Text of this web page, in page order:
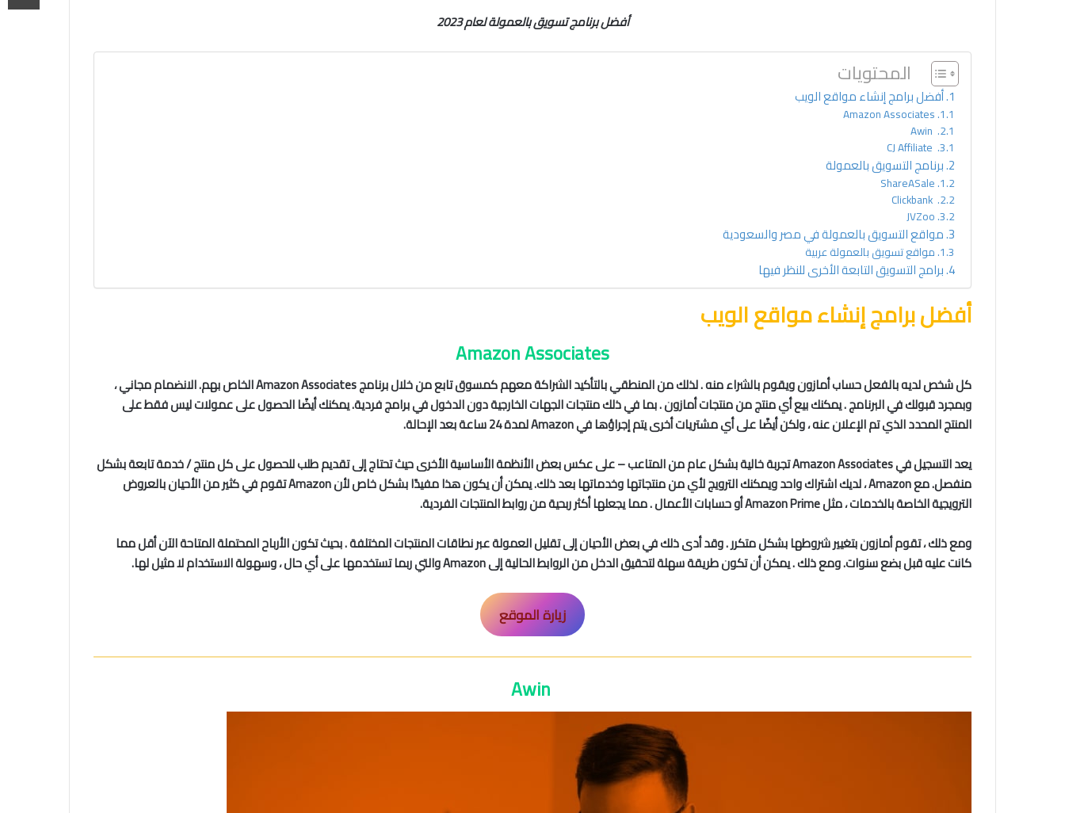
أفضل برنامج تسويق بالعمولة لعام 2023
المحتويات
أفضل برامج إنشاء مواقع الويب
Amazon Associates
برنامج التسويق بالعمولة
ShareASale
Clickbank
JVZoo
مواقع التسويق بالعمولة في مصر والسعودية
مواقع تسويق بالعمولة عربية
برامج التسويق التابعة الأخرى للنظر فيها
أفضل برامج إنشاء مواقع الويب
Amazon Associates
كل شخص لديه بالفعل حساب أمازون ويقوم بالشراء منه . لذلك من المنطقي بالتأكيد الشراكة معهم كمسوق تابع من خلال برنامج Amazon Associates الخاص بهم. الانضمام مجاني ،
وبمجرد قبولك في البرنامج . يمكنك بيع أي منتج من منتجات أمازون . بما في ذلك منتجات الجهات الخارجية دون الدخول في برامج فردية. يمكنك أيضًا الحصول على عمولات ليس فقط على
المنتج المحدد الذي تم الإعلان عنه ، ولكن أيضًا على أي مشتريات أخرى يتم إجراؤها في Amazon لمدة 24 ساعة بعد الإحالة.
يعد التسجيل في Amazon Associates تجربة خالية بشكل عام من المتاعب – على عكس بعض الأنظمة الأساسية الأخرى حيث تحتاج إلى تقديم طلب للحصول على كل منتج / خدمة تابعة بشكل
منفصل. مع Amazon ، لديك اشتراك واحد ويمكنك الترويج لأي من منتجاتها وخدماتها بعد ذلك. يمكن أن يكون هذا مفيدًا بشكل خاص لأن Amazon تقوم في كثير من الأحيان بالعروض
الترويجية الخاصة بالخدمات ، مثل Amazon Prime أو حسابات الأعمال . مما يجعلها أكثر ربحية من روابط المنتجات الفردية.
ومع ذلك ، تقوم أمازون بتغيير شروطها بشكل متكرر . وقد أدى ذلك في بعض الأحيان إلى تقليل العمولة عبر نطاقات المنتجات المختلفة . بحيث تكون الأرباح المحتملة المتاحة الآن أقل مما
كانت عليه قبل بضع سنوات. ومع ذلك . يمكن أن تكون طريقة سهلة لتحقيق الدخل من الروابط الحالية إلى Amazon والتي ربما تستخدمها على أي حال ، وسهولة الاستخدام لا مثيل لها.
زيارة الموقع